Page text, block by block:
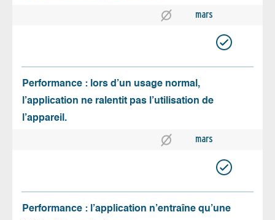
mars
Performance : lors d’un usage normal,
l’application ne ralentit pas l’utilisation de
l’appareil.
mars
Performance : l’application n’entraîne qu’une